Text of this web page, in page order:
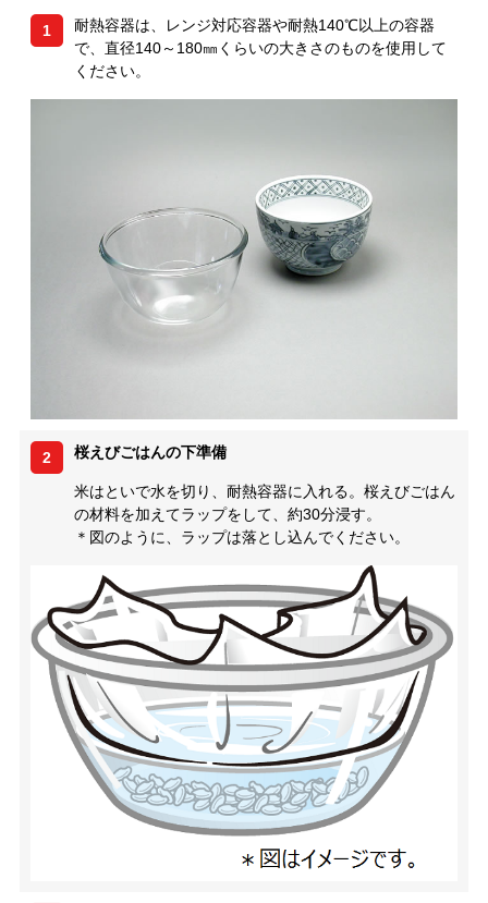
1
耐熱容器は、レンジ対応容器や耐熱140℃以上の容器
で、直径140～180㎜くらいの大きさのものを使用して
ください。
2 桜えびごはんの下準備
米はといで水を切り、耐熱容器に入れる。桜えびごはん
の材料を加えてラップをして、約30分浸す。
＊図のように、ラップは落とし込んでください。